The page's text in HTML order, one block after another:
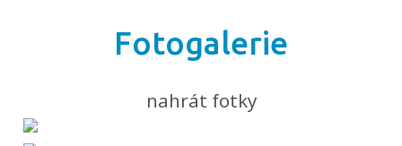
Fotogalerie
nahrát fotky